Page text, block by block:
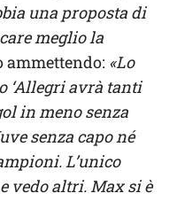
una proposta di
meglio la
ammettendo: «Lo
‘Allegri avrà tanti
in meno senza
senza capo né
L’unico
vedo altri. Max si è